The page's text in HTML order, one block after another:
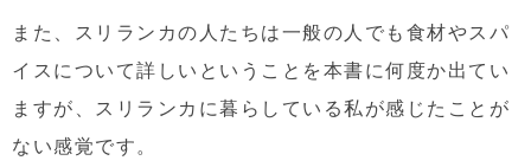
また、スリランカの人たちは一般の人でも食材やスパ
イスについて詳しいということを本書に何度か出てい
ますが、スリランカに暮らしている私が感じたことが
ない感覚です。